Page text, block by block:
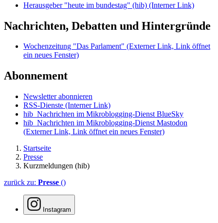
Herausgeber "heute im bundestag" (hib) (Interner Link)
Nachrichten, Debatten und Hintergründe
Wochenzeitung "Das Parlament" (Externer Link, Link öffnet
ein neues Fenster)
Abonnement
Newsletter abonnieren
RSS-Dienste (Interner Link)
hib_Nachrichten im Mikroblogging-Dienst BlueSky
hib_Nachrichten im Mikroblogging-Dienst Mastodon
(Externer Link, Link öffnet ein neues Fenster)
Startseite
Presse
Kurzmeldungen (hib)
zurück zu: Presse ()
Instagram